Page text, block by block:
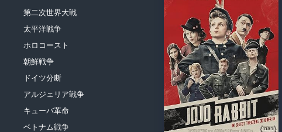
第二次世界大戦
太平洋戦争
ホロコースト
朝鮮戦争
ドイツ分断
アルジェリア戦争
キューバ革命
ベトナム戦争